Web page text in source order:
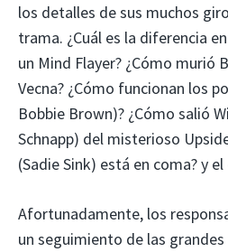
los detalles de sus muchos
trama. ¿Cuál es la diferencia
un Mind Flayer? ¿Cómo murió
Vecna? ¿Cómo funcionan los
Bobbie Brown)? ¿Cómo salió
Schnapp) del misterioso
(Sadie Sink) está en coma? y
Afortunadamente, los
un seguimiento de las